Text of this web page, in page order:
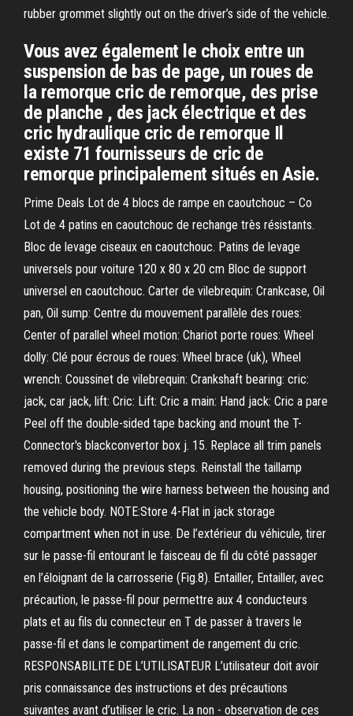
rubber grommet slightly out on the driver’s side of the vehicle.
Vous avez également le choix entre un
suspension de bas de page, un roues de
la remorque cric de remorque, des prise
de planche , des jack électrique et des
cric hydraulique cric de remorque Il
existe 71 fournisseurs de cric de
remorque principalement situés en Asie.
Prime Deals Lot de 4 blocs de rampe en caoutchouc – Co
Lot de 4 patins en caoutchouc de rechange très résistants.
Bloc de levage ciseaux en caoutchouc. Patins de levage
universels pour voiture 120 x 80 x 20 cm Bloc de support
universel en caoutchouc. Carter de vilebrequin: Crankcase, Oil
pan, Oil sump: Centre du mouvement parallèle des roues:
Center of parallel wheel motion: Chariot porte roues: Wheel
dolly: Clé pour écrous de roues: Wheel brace (uk), Wheel
wrench: Coussinet de vilebrequin: Crankshaft bearing: cric:
jack, car jack, lift: Cric: Lift: Cric a main: Hand jack: Cric a pare
Peel off the double-sided tape backing and mount the T-
Connector's blackconvertor box j. 15. Replace all trim panels
removed during the previous steps. Reinstall the taillamp
housing, positioning the wire harness between the housing and
the vehicle body. NOTE:Store 4-Flat in jack storage
compartment when not in use. De l’extérieur du véhicule, tirer
sur le passe-fil entourant le faisceau de fil du côté passager
en l’éloignant de la carrosserie (Fig.8). Entailler, Entailler, avec
précaution, le passe-fil pour permettre aux 4 conducteurs
plats et au fils du connecteur en T de passer à travers le
passe-fil et dans le compartiment de rangement du cric.
RESPONSABILITE DE L’UTILISATEUR L’utilisateur doit avoir
pris connaissance des instructions et des précautions
suivantes avant d’utiliser le cric. La non - observation de ces